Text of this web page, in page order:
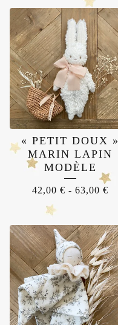
« PETIT DOUX »
MARIN LAPIN
MODÈLE
42,00 € - 63,00 €